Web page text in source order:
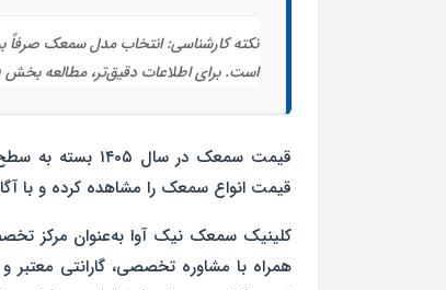
نکته کارشناسی:انتخاب مدل سمعک صرفاً بر
است. برای اطلاعات دقیق‌تر، مطالعه بخش
قیمت سمعک در سال ۱۴۰۵ بسته به سطح
قیمت انواع سمعک را مشاهده کرده و با
کلینیک سمعک نیک آوابه‌عنوان مرکز
همراه با مشاوره تخصصی، گارانتی